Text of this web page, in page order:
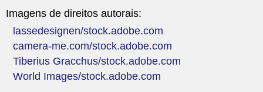
Imagens de direitos autorais:
lassedesignen/stock.adobe.com
camera-me.com/stock.adobe.com
Tiberius Gracchus/stock.adobe.com
World Images/stock.adobe.com